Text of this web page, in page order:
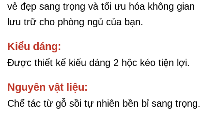
vẻ đẹp sang trọng và tối ưu hóa không gian
lưu trữ cho phòng ngủ của bạn.
Kiểu dáng:
Được thiết kế kiểu dáng 2 hộc kéo tiện lợi.
Nguyên vật liệu:
Chế tác từ gỗ sồi tự nhiên bền bỉ sang trọng.